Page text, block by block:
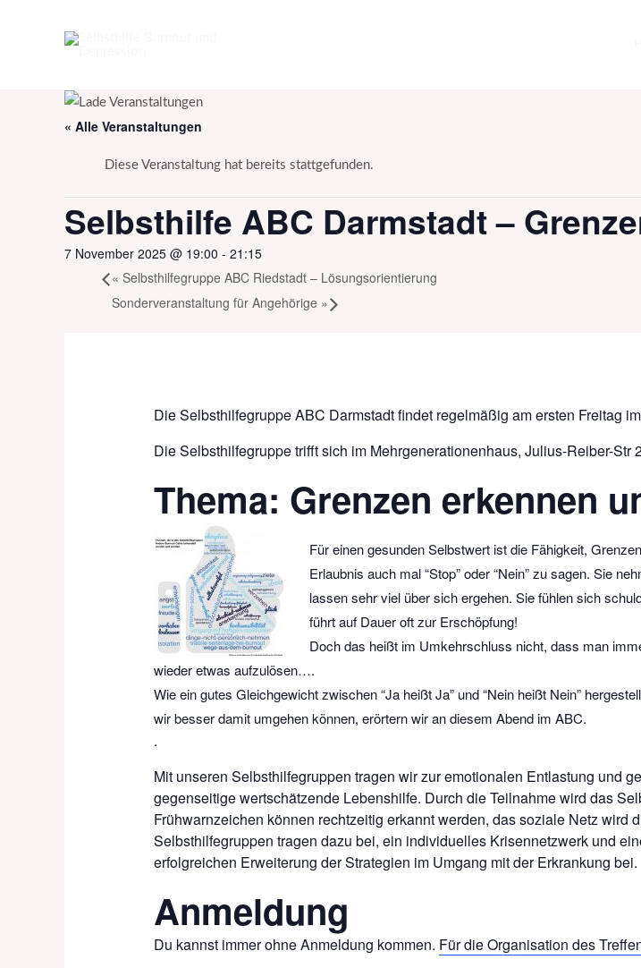
« Alle Veranstaltungen
Diese Veranstaltung hat bereits stattgefunden.
Selbsthilfe ABC Darmstadt –
7 November 2025 @ 19:00 - 21:15
« Selbsthilfegruppe ABC Riedstadt – Lösungsorientierung
Sonderveranstaltung für Angehörige »
Die Selbsthilfegruppe ABC Darmstadt findet regelmäßig am ersten Freitag
Die Selbsthilfegruppe trifft sich im Mehrgenerationenhaus, Julius-Reiber-Str
Thema: Grenzen erkennen
Für einen gesunden Selbstwert ist die Fähigkeit,
Erlaubnis auch mal “Stop” oder “Nein” zu sagen. Sie
lassen sehr viel über sich ergehen. Sie fühlen sich
führt auf Dauer oft zur Erschöpfung!
Doch das heißt im Umkehrschluss nicht, dass man
wieder etwas aufzulösen….
Wie ein gutes Gleichgewicht zwischen “Ja heißt Ja” und “Nein heißt Nein”
wir besser damit umgehen können, erörtern wir an diesem Abend im ABC.
.
Mit unseren Selbsthilfegruppen tragen wir zur emotionalen Entlastung und
gegenseitige wertschätzende Lebenshilfe. Durch die Teilnahme wird das
Frühwarnzeichen können rechtzeitig erkannt werden, das soziale Netz wird
Selbsthilfegruppen tragen dazu bei, ein individuelles Krisennetzwerk und
erfolgreichen Erweiterung der Strategien im Umgang mit der Erkrankung bei.
Anmeldung
Du kannst immer ohne Anmeldung kommen. Für die Organisation des